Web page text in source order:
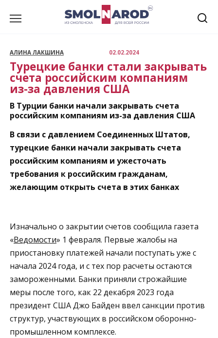
АЛИНА ЛАКШИНА 02.02.2024
Турецкие банки стали закрывать
счета российским компаниям
из-за давления США
В Турции банки начали закрывать счета
российским компаниям из-за давления США
В связи с давлением Соединенных Штатов,
турецкие банки начали закрывать счета
российским компаниям и ужесточать
требования к российским гражданам,
желающим открыть счета в этих банках
Изначально о закрытии счетов сообщила газета
«Ведомости» 1 февраля. Первые жалобы на
приостановку платежей начали поступать уже с
начала 2024 года, и с тех пор расчеты остаются
замороженными. Банки приняли строжайшие
меры после того, как 22 декабря 2023 года
президент США Джо Байден ввел санкции против
структур, участвующих в российском оборонно-
промышленном комплексе.